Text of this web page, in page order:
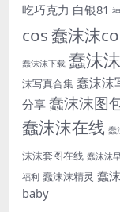
吃巧克力 白银81
cos蠢沫沫
蠢沫沫下载 蠢沫
沫写真合集 蠢沫沫
分享 蠢沫沫图
蠢沫沫在线 蠢
沫沫套图在线 蠢沫沫
福利 蠢沫沫精灵 蠢
baby